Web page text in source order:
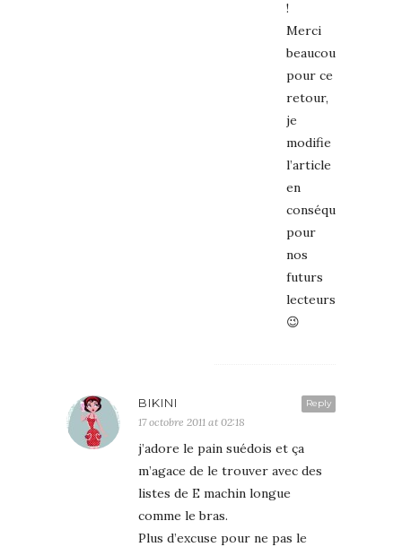
!
Merci
beaucoup
pour ce
retour,
je
modifie
l’article
en
conséquence
pour
nos
futurs
lecteurs
😉
Reply
BIKINI
17 octobre 2011 at 02:18
j’adore le pain suédois et ça
m’agace de le trouver avec des
listes de E machin longue
comme le bras.
Plus d’excuse pour ne pas le